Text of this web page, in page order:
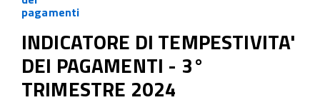
pagamenti
INDICATORE DI TEMPESTIVITA'
DEI PAGAMENTI - 3°
TRIMESTRE 2024